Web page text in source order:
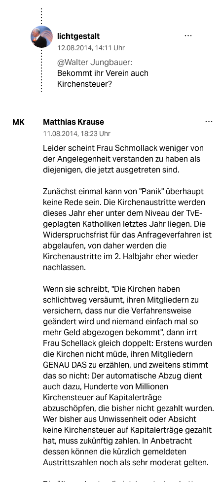
lichtgestalt
12.08.2014, 14:11 Uhr
@Walter Jungbauer:
Bekommt ihr Verein auch
Kirchensteuer?
MK Matthias Krause
11.08.2014, 18:23 Uhr
Leider scheint Frau Schmollack weniger von
der Angelegenheit verstanden zu haben als
diejenigen, die jetzt ausgetreten sind.
Zunächst einmal kann von "Panik" überhaupt
keine Rede sein. Die Kirchenaustritte werden
dieses Jahr eher unter dem Niveau der TvE-
geplagten Katholiken letztes Jahr liegen. Die
Widerspruchsfrist für das Anfrageverfahren ist
abgelaufen, von daher werden die
Kirchenaustritte im 2. Halbjahr eher wieder
nachlassen.
Wenn sie schreibt, "Die Kirchen haben
schlichtweg versäumt, ihren Mitgliedern zu
versichern, dass nur die Verfahrensweise
geändert wird und niemand einfach mal so
mehr Geld abgezogen bekommt", dann irrt
Frau Schellack gleich doppelt: Erstens wurden
die Kirchen nicht müde, ihren Mitgliedern
GENAU DAS zu erzählen, und zweitens stimmt
das so nicht: Der automatische Abzug dient
auch dazu, Hunderte von Millionen
Kirchensteuer auf Kapitalerträge
abzuschöpfen, die bisher nicht gezahlt wurden.
Wer bisher aus Unwissenheit oder Absicht
keine Kirchensteuer auf Kapitalerträge gezahlt
hat, muss zukünftig zahlen. In Anbetracht
dessen können die kürzlich gemeldeten
Austrittszahlen noch als sehr moderat gelten.